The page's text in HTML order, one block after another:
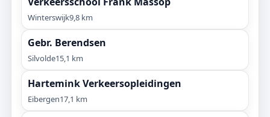
Winterswijk9,8 km
Gebr. Berendsen
Silvolde15,1 km
Hartemink Verkeersopleidingen
Eibergen17,1 km